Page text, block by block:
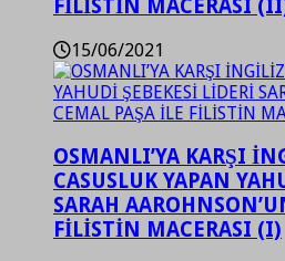
FİLİSTİN MACERASI
15/06/2021
OSMANLI’YA KARŞI
CASUSLUK YAPAN
SARAH
FİLİSTİN MACERASI (I)